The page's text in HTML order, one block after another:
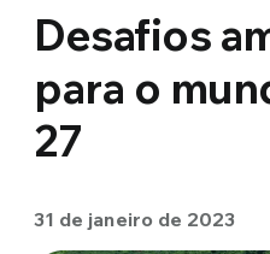
Desafios
para o
27
31 de janeiro de 2023